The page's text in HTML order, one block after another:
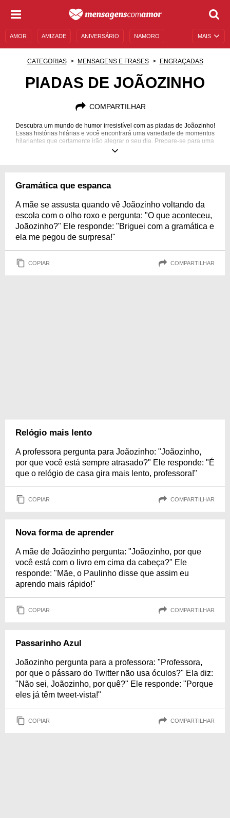
MAIS
AMOR AMIZADE ANIVERSÁRIO NAMORO
DESCULPAS
CATEGORIAS MENSAGENS E FRASES ENGRAÇADAS
PIADAS DE JOÃOZINHO
COMPARTILHAR
Descubra um mundo de humor irresistível com as piadas de Joãozinho!
Essas histórias hilárias e você encontrará uma variedade de momentos
hilariantes que certamente irão alegrar o seu dia. Prepare-se para uma
verdadeira festa de risos enquanto explora as melhores piadas de
Gramática que espanca
A mãe se assusta quando vê Joãozinho voltando da
escola com o olho roxo e pergunta: "O que aconteceu,
Joãozinho?" Ele responde: "Briguei com a gramática e
ela me pegou de surpresa!"
COPIAR COMPARTILHAR
Relógio mais lento
A professora pergunta para Joãozinho: "Joãozinho,
por que você está sempre atrasado?" Ele responde: "É
que o relógio de casa gira mais lento, professora!"
COPIAR COMPARTILHAR
Nova forma de aprender
A mãe de Joãozinho pergunta: "Joãozinho, por que
você está com o livro em cima da cabeça?" Ele
responde: "Mãe, o Paulinho disse que assim eu
aprendo mais rápido!"
COPIAR COMPARTILHAR
Passarinho Azul
Joãozinho pergunta para a professora: "Professora,
por que o pássaro do Twitter não usa óculos?" Ela diz:
"Não sei, Joãozinho, por quê?" Ele responde: "Porque
eles já têm tweet-vista!"
COPIAR COMPARTILHAR